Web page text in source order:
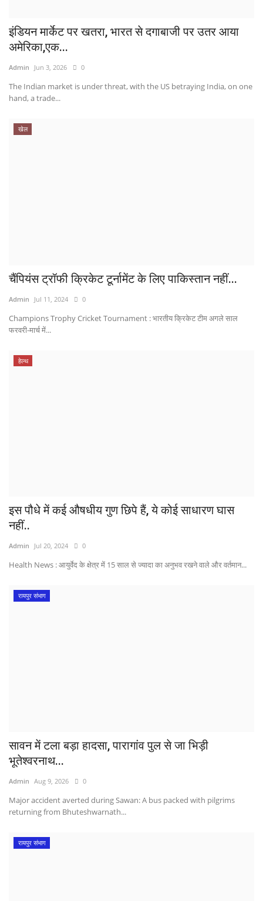
इंडियन मार्केट पर खतरा, भारत से दगाबाजी पर उतर आया
अमेरिका,एक...
Admin Jun 3, 2026 0
The Indian market is under threat, with the US betraying India, on one
hand, a trade...
खेल
चैंपियंस ट्रॉफी क्रिकेट टूर्नामेंट के लिए पाकिस्तान नहीं...
Admin Jul 11, 2024 0
Champions Trophy Cricket Tournament : भारतीय क्रिकेट टीम अगले साल
फरवरी-मार्च में...
हेल्थ
इस पौधे में कई औषधीय गुण छिपे हैं, ये कोई साधारण घास
नहीं..
Admin Jul 20, 2024 0
Health News : आयुर्वेद के क्षेत्र में 15 साल से ज्यादा का अनुभव रखने वाले और वर्तमान...
रायपुर संभाग
सावन में टला बड़ा हादसा, पारागांव पुल से जा भिड़ी
भूतेश्वरनाथ...
Admin Aug 9, 2026 0
Major accident averted during Sawan: A bus packed with pilgrims
returning from Bhuteshwarnath...
रायपुर संभाग